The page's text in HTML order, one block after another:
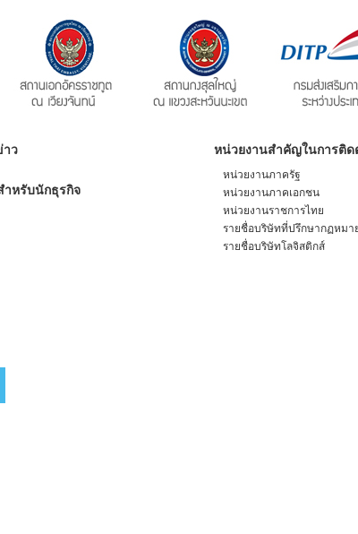
าว
ำหรับนักธุรกิจ
หน่วยงานสำคัญในการติด
หน่วยงานภาครัฐ
หน่วยงานภาคเอกชน
หน่วยงานราชการไทย
รายชื่อบริษัทที่ปรึกษากฏหมา
รายชื่อบริษัทโลจิสติกส์